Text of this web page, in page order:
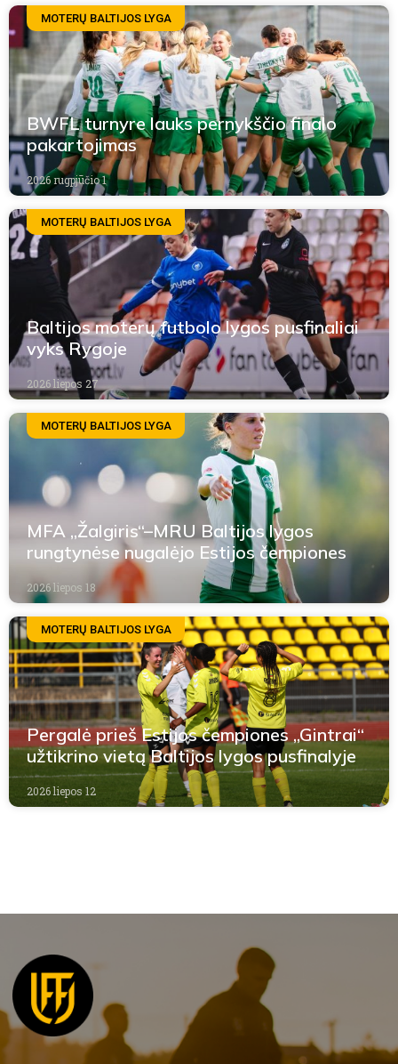
MOTERŲ BALTIJOS LYGA
BWFL turnyre lauks pernykščio finalo
pakartojimas
2026 rugpjūčio 1
MOTERŲ BALTIJOS LYGA
Baltijos moterų futbolo lygos pusfinaliai
vyks Rygoje
2026 liepos 27
MOTERŲ BALTIJOS LYGA
MFA „Žalgiris“–MRU Baltijos lygos
rungtynėse nugalėjo Estijos čempiones
2026 liepos 18
MOTERŲ BALTIJOS LYGA
Pergalė prieš Estijos čempiones „Gintrai“
užtikrino vietą Baltijos lygos pusfinalyje
2026 liepos 12